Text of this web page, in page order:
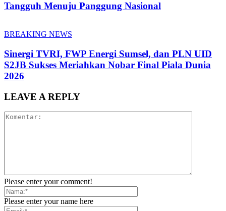
Tangguh Menuju Panggung Nasional
BREAKING NEWS
Sinergi TVRI, FWP Energi Sumsel, dan PLN UID
S2JB Sukses Meriahkan Nobar Final Piala Dunia
2026
LEAVE A REPLY
Please enter your comment!
Please enter your name here